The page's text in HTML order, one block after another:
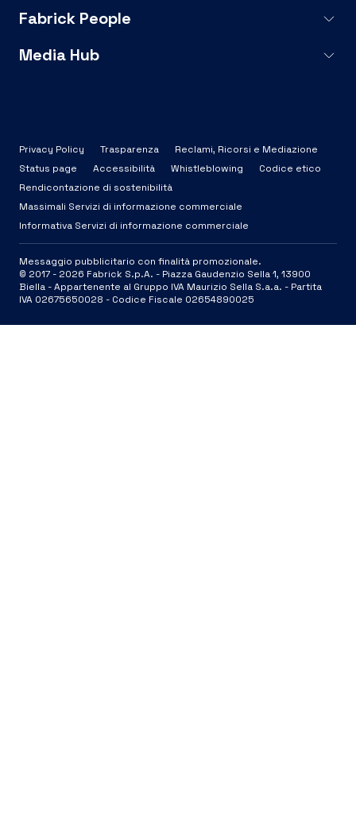
Fabrick People
Media Hub
Privacy Policy Trasparenza
Reclami, Ricorsi e Mediazione
Status page
Accessibilità Whistleblowing
Codice etico
Rendicontazione di sostenibilità
Massimali Servizi di informazione commerciale
Informativa Servizi di informazione commerciale
Messaggio pubblicitario con finalità promozionale.
© 2017 - 2026 Fabrick S.p.A. - Piazza Gaudenzio Sella 1, 13900
Biella - Appartenente al Gruppo IVA Maurizio Sella S.a.a. - Partita
IVA 02675650028 - Codice Fiscale 02654890025